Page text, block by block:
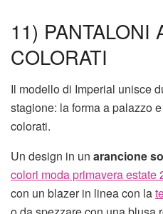
11) PANTALONI
COLORATI
Il modello di Imperial unisce
stagione: la forma a palazzo
colorati.
Un design in un arancione
colori moda primavera estate
con un blazer in linea con la